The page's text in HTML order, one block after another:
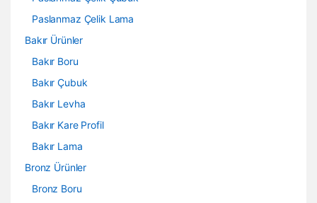
Paslanmaz Çelik Lama
Bakır Ürünler
Bakır Boru
Bakır Çubuk
Bakır Levha
Bakır Kare Profil
Bakır Lama
Bronz Ürünler
Bronz Boru